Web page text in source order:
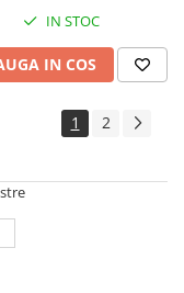
IN STOC
IN COS
1 2